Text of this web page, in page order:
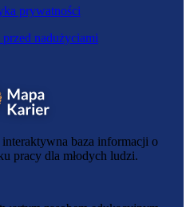
baza informacji o
pracy dla młodych ludzi.
prywatności
nadużyciami